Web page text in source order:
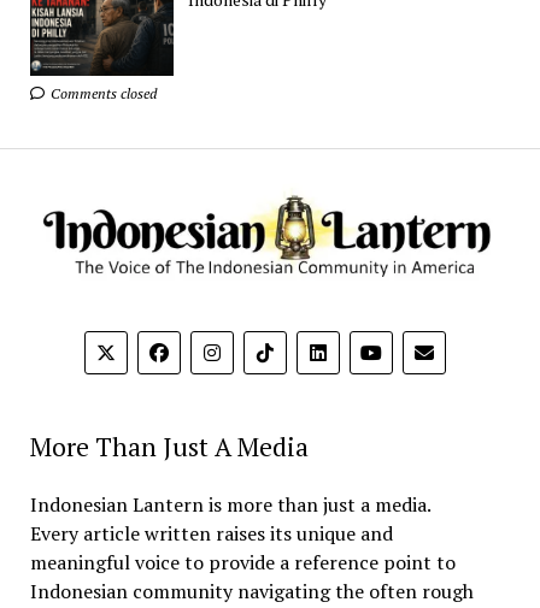
Comments closed
More Than Just A Media
Indonesian Lantern is more than just a media.
Every article written raises its unique and
meaningful voice to provide a reference point to
Indonesian community navigating the often rough